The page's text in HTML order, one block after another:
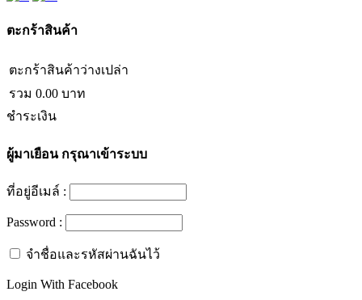
ตะกร้าสินค้า
ตะกร้าสินค้าว่างเปล่า
รวม 0.00 บาท
ชำระเงิน
ผู้มาเยือนกรุณาเข้าระบบ
ที่อยู่อีเมล์ :
Password :
จำชื่อและรหัสผ่านฉันไว้
Login With Facebook